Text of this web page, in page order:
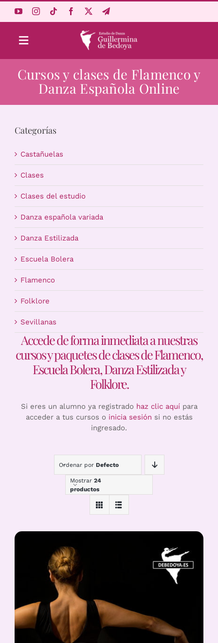
Toggle
Navigation
Aprende Online
Estudio
Carrito
Cursos y clases de Flamenco y
Danza Española Online
Categorías
Castañuelas
Clases
Clases del estudio
Danza española variada
Danza Estilizada
Escuela Bolera
Flamenco
Folklore
Sevillanas
Accede de forma inmediata a nuestras
cursos y paquetes de clases de Flamenco,
Escuela Bolera, Danza Estilizada y
Folklore.
Si eres un alumno ya registrado haz clic aquípara
acceder a tus cursos o inicia sesión si no estás
ingresado.
Ordenar por Defecto
Mostrar 24
productos